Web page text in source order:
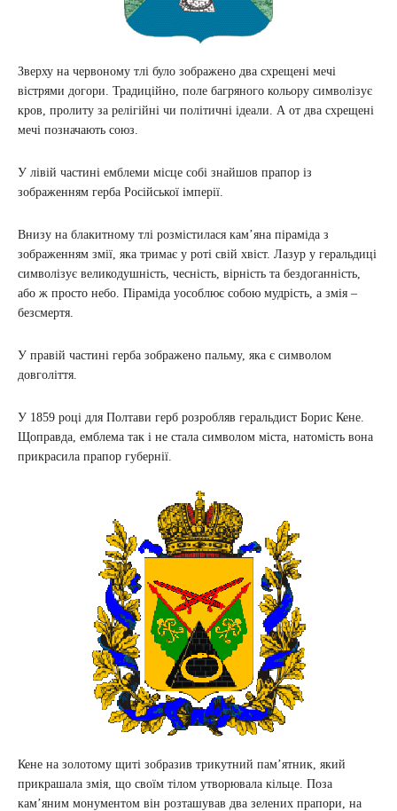
Зверху на червоному тлі було зображено два схрещені мечі
вістрями догори. Традиційно, поле багряного кольору символізує
кров, пролиту за релігійні чи політичні ідеали. А от два схрещені
мечі позначають союз.
У лівій частині емблеми місце собі знайшов прапор із
зображенням герба Російської імперії.
Внизу на блакитному тлі розмістилася кам’яна піраміда з
зображенням змії, яка тримає у роті свій хвіст. Лазур у геральдиці
символізує великодушність, чесність, вірність та бездоганність,
або ж просто небо. Піраміда уособлює собою мудрість, а змія –
безсмертя.
У правій частині герба зображено пальму, яка є символом
довголіття.
У 1859 році для Полтави герб розробляв геральдист Борис Кене.
Щоправда, емблема так і не стала символом міста, натомість вона
прикрасила прапор губернії.
Кене на золотому щиті зобразив трикутний пам’ятник, який
прикрашала змія, що своїм тілом утворювала кільце. Поза
кам’яним монументом він розташував два зелених прапори, на